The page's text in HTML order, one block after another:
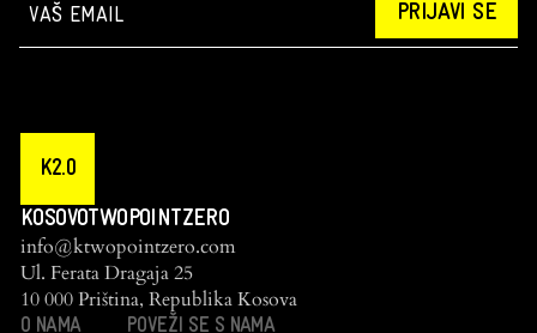
PRIJAVI SE
K2.0
KOSOVOTWOPOINTZERO
info@ktwopointzero.com
Ul. Ferata Dragaja 25
10 000 Priština, Republika Kosova
O NAMA
POVEŽI SE S NAMA